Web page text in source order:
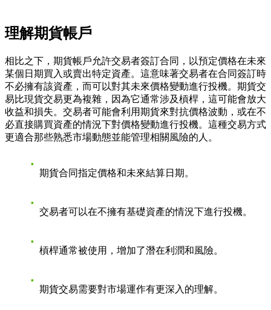
理解期貨帳戶
相比之下，期貨帳戶允許交易者簽訂合同，以預定價格在未來
某個日期買入或賣出特定資產。這意味著交易者在合同簽訂時
不必擁有該資產，而可以對其未來價格變動進行投機。期貨交
易比現貨交易更為複雜，因為它通常涉及槓桿，這可能會放大
收益和損失。交易者可能會利用期貨來對抗價格波動，或在不
必直接購買資產的情況下對價格變動進行投機。這種交易方式
更適合那些熟悉市場動態並能管理相關風險的人。
期貨合同指定價格和未來結算日期。
交易者可以在不擁有基礎資產的情況下進行投機。
槓桿通常被使用，增加了潛在利潤和風險。
期貨交易需要對市場運作有更深入的理解。